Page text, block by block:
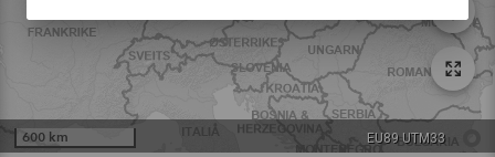
600 km EU89 UTM33